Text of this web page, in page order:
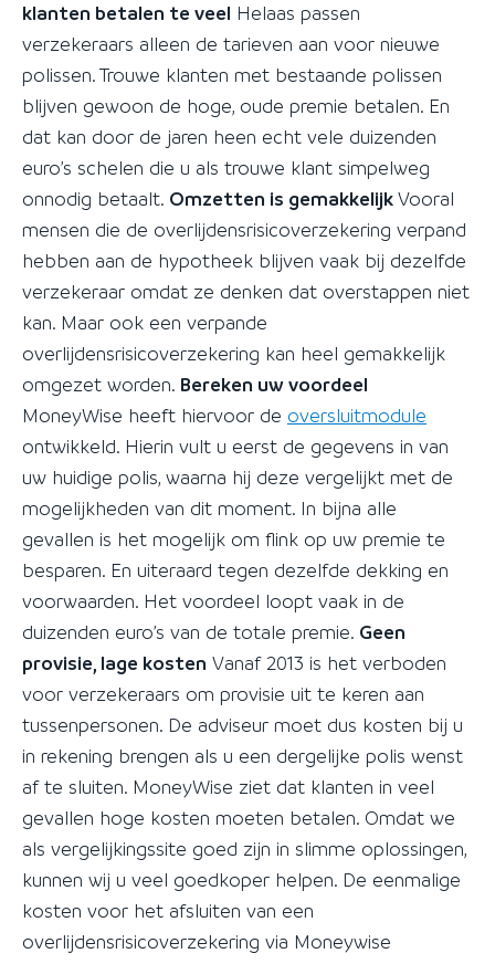
klanten betalen te veel Helaas passen
verzekeraars alleen de tarieven aan voor nieuwe
polissen. Trouwe klanten met bestaande polissen
blijven gewoon de hoge, oude premie betalen. En
dat kan door de jaren heen echt vele duizenden
euro’s schelen die u als trouwe klant simpelweg
onnodig betaalt. Omzetten is gemakkelijkVooral
mensen die de overlijdensrisicoverzekering verpand
hebben aan de hypotheek blijven vaak bij dezelfde
verzekeraar omdat ze denken dat overstappen niet
kan. Maar ook een verpande
overlijdensrisicoverzekering kan heel gemakkelijk
omgezet worden. Bereken uw voordeel
MoneyWise heeft hiervoor de oversluitmodule
ontwikkeld. Hierin vult u eerst de gegevens in van
uw huidige polis, waarna hij deze vergelijkt met de
mogelijkheden van dit moment. In bijna alle
gevallen is het mogelijk om flink op uw premie te
besparen. En uiteraard tegen dezelfde dekking en
voorwaarden. Het voordeel loopt vaak in de
duizenden euro’s van de totale premie. Geen
provisie, lage kosten Vanaf 2013 is het verboden
voor verzekeraars om provisie uit te keren aan
tussenpersonen. De adviseur moet dus kosten bij u
in rekening brengen als u een dergelijke polis wenst
af te sluiten. MoneyWise ziet dat klanten in veel
gevallen hoge kosten moeten betalen. Omdat we
als vergelijkingssite goed zijn in slimme oplossingen,
kunnen wij u veel goedkoper helpen. De eenmalige
kosten voor het afsluiten van een
overlijdensrisicoverzekering via Moneywise